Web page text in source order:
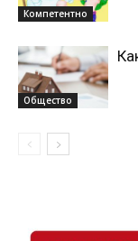
Компетентно
Общество